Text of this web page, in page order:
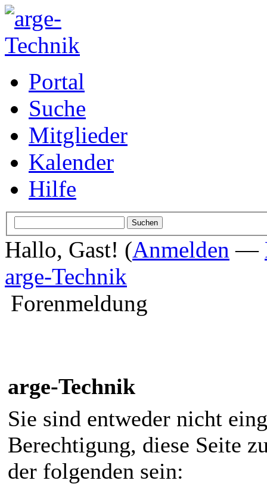
Portal
Suche
Mitglieder
Kalender
Hilfe
Hallo, Gast! (Anmelden —
arge-Technik
Forenmeldung
arge-Technik
Sie sind entweder nicht
Berechtigung, diese Seite
der folgenden sein: